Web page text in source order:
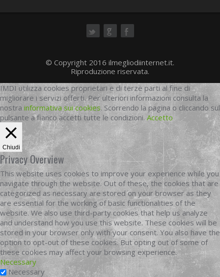
© Copyright 2016 ilmegliodiinternet.it.
Riproduzione riservata.
IMDI utilizza cookies proprietari e di terze parti al fine di
migliorare i servizi offerti. Per ulteriori informazioni consulta la
nostra informativa sui cookies. Scorrendo la pagina o cliccando sul
pulsante a fianco accetti tutte le condizioni. Accetto
Chiudi
Privacy Overview
This website uses cookies to improve your experience while you
navigate through the website. Out of these, the cookies that are
categorized as necessary are stored on your browser as they
are essential for the working of basic functionalities of the
website. We also use third-party cookies that help us analyze
and understand how you use this website. These cookies will be
stored in your browser only with your consent. You also have the
option to opt-out of these cookies. But opting out of some of
these cookies may affect your browsing experience.
Necessary
Necessary